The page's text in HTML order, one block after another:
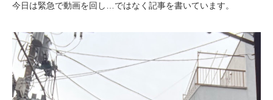
今日は緊急で動画を回し…ではなく記事を書いています。